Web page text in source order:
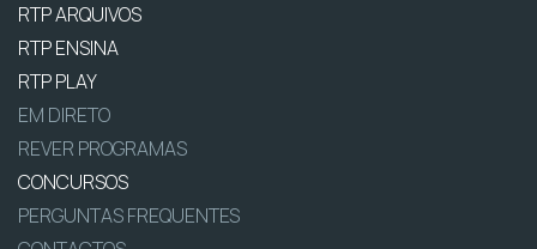
RTP ARQUIVOS
RTP ENSINA
RTP PLAY
EM DIRETO
REVER PROGRAMAS
CONCURSOS
PERGUNTAS FREQUENTES